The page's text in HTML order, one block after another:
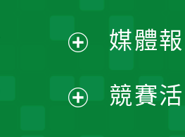
媒體
競賽
開